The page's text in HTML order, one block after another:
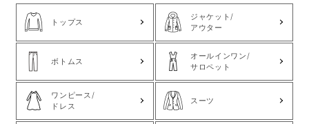
トップス
ジャケット/
アウター
ボトムス
オールインワン/
サロペット
ワンピース/
ドレス
スーツ